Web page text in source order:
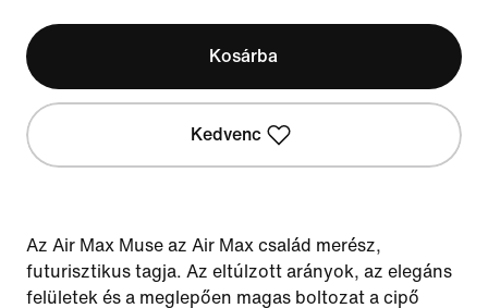
Kosárba
Kedvenc
Az Air Max Muse az Air Max család merész,
futurisztikus tagja. Az eltúlzott arányok, az elegáns
felületek és a meglepően magas boltozat a cipő